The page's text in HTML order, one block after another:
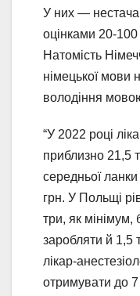
У них — нестача
оцінками 20-
Натомість
німецької мови
володіння
“У 2022 році
приблизно 21,5
середньої
грн. У Польщі
три, як мінімум,
заробляти й 1,5
лікар-
отримувати до